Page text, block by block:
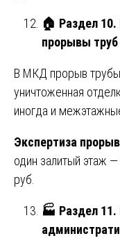
🏠 Раздел
прорывы
В МКД прорыв трубы
уничтоженная
иногда и
Экспертиза
один залитый этаж
руб.
🏭 Раздел